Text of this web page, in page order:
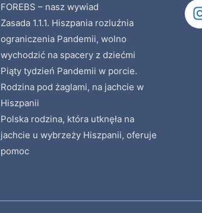
FOREBS – nasz wywiad
Zasada 1.1.1. Hiszpania rozluźnia
ograniczenia Pandemii, wolno
wychodzić na spacery z dziećmi
Piąty tydzień Pandemii w porcie.
Rodzina pod żaglami, na jachcie w
Hiszpanii
Polska rodzina, która utknęła na
jachcie u wybrzeży Hiszpanii, oferuje
pomoc